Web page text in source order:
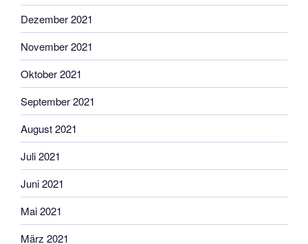
Dezember 2021
November 2021
Oktober 2021
September 2021
August 2021
Juli 2021
Juni 2021
Mai 2021
März 2021